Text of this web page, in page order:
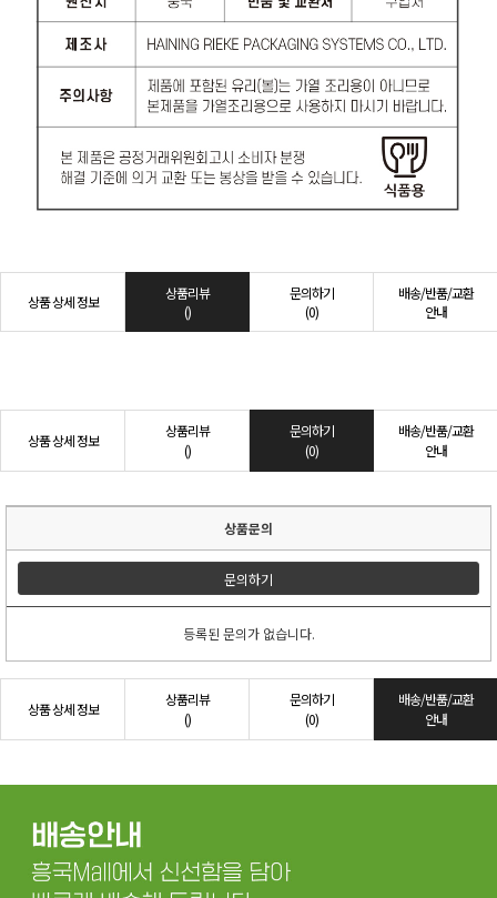
상품 상세 정보
상품리뷰
()
문의하기
(0)
배송/반품/교환
안내
상품 상세 정보
상품리뷰
()
문의하기
(0)
배송/반품/교환
안내
상품문의
문의하기
등록된 문의가 없습니다.
상품 상세 정보
상품리뷰
()
문의하기
(0)
배송/반품/교환
안내